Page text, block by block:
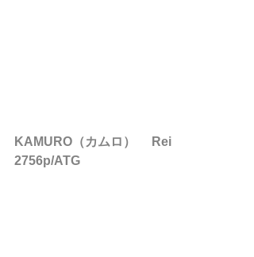
KAMURO（カムロ） 　Rei
2756p/ATG